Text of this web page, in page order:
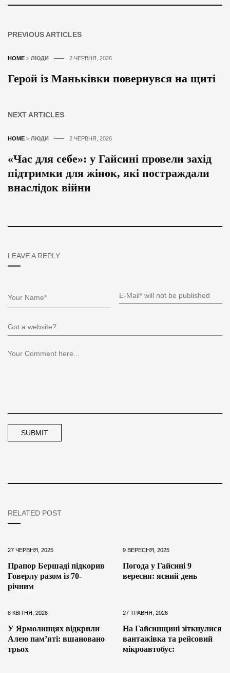
PREVIOUS ARTICLES
HOME > ЛЮДИ 2 ЧЕРВНЯ, 2026
Герой із Маньківки повернувся на щиті
NEXT ARTICLES
HOME > ЛЮДИ 2 ЧЕРВНЯ, 2026
«Час для себе»: у Гайсині провели захід
підтримки для жінок, які постраждали
внаслідок війни
LEAVE A REPLY
RELATED POST
27 ЧЕРВНЯ, 2025
Прапор Бершаді підкорив
Говерлу разом із 70-
річним
9 ВЕРЕСНЯ, 2025
Погода у Гайсині 9
вересня: ясний день
8 КВІТНЯ, 2026
У Ярмолинцях відкрили
Алею пам’яті: вшановано
трьох
27 ТРАВНЯ, 2026
На Гайсинщині зіткнулися
вантажівка та рейсовий
мікроавтобус: